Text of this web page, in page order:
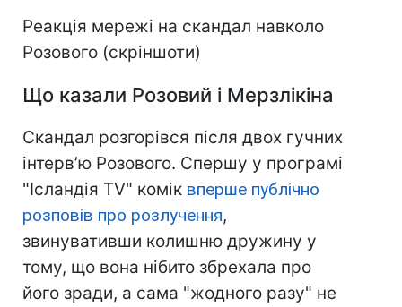
Реакція мережі на скандал навколо
Розового (скріншоти)
Що казали Розовий і Мерзлікіна
Скандал розгорівся після двох гучних
інтерв’ю Розового. Спершу у програмі
"Ісландія TV" комік вперше публічно
розповів про розлучення,
звинувативши колишню дружину у
тому, що вона нібито збрехала про
його зради, а сама "жодного разу" не